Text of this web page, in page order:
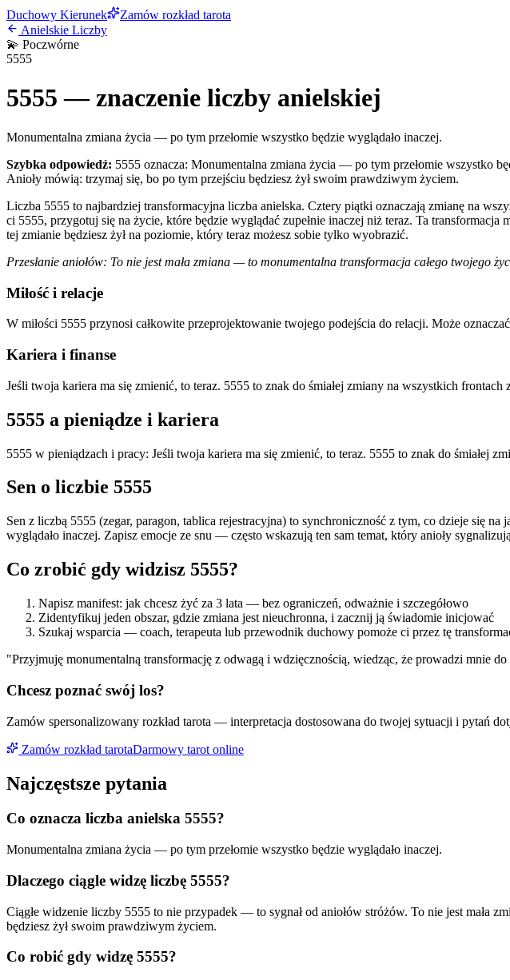
Duchowy Kierunek
Zamów rozkład tarota
Anielskie Liczby
💫 Poczwórne
5555
5555 — znaczenie liczby anielskiej
Monumentalna zmiana życia — po tym przełomie wszystko będzie wyglądało inaczej.
Szybka odpowiedź: 5555 oznacza: Monumentalna zmiana życia — po tym przełomie wszystko
Anioły mówią: trzymaj się, bo po tym przejściu będziesz żył swoim prawdziwym życiem.
Liczba 5555 to najbardziej transformacyjna liczba anielska. Cztery piątki oznaczają zmianę na
ci 5555, przygotuj się na życie, które będzie wyglądać zupełnie inaczej niż teraz. Ta
tej zmianie będziesz żył na poziomie, który teraz możesz sobie tylko wyobrazić.
Przesłanie aniołów: To nie jest mała zmiana — to monumentalna transformacja całego twojego
Miłość i relacje
W miłości 5555 przynosi całkowite przeprojektowanie twojego podejścia do relacji. Może
Kariera i finanse
Jeśli twoja kariera ma się zmienić, to teraz. 5555 to znak do śmiałej zmiany na wszystkich
5555 a pieniądze i kariera
5555 w pieniądzach i pracy: Jeśli twoja kariera ma się zmienić, to teraz. 5555 to znak do
Sen o liczbie 5555
Sen z liczbą 5555 (zegar, paragon, tablica rejestracyjna) to synchroniczność z tym, co dzieje się
wyglądało inaczej. Zapisz emocje ze snu — często wskazują ten sam temat, który anioły
Co zrobić gdy widzisz 5555?
Napisz manifest: jak chcesz żyć za 3 lata — bez ograniczeń, odważnie i szczegółowo
Zidentyfikuj jeden obszar, gdzie zmiana jest nieuchronna, i zacznij ją świadomie inicjować
Szukaj wsparcia — coach, terapeuta lub przewodnik duchowy pomoże ci przez tę
"Przyjmuję monumentalną transformację z odwagą i wdzięcznością, wiedząc, że prowadzi mnie
Chcesz poznać swój los?
Zamów spersonalizowany rozkład tarota — interpretacja dostosowana do twojej sytuacji i pytań
Zamów rozkład tarotaDarmowy tarot online
Najczęstsze pytania
Co oznacza liczba anielska 5555?
Monumentalna zmiana życia — po tym przełomie wszystko będzie wyglądało inaczej.
Dlaczego ciągle widzę liczbę 5555?
Ciągłe widzenie liczby 5555 to nie przypadek — to sygnał od aniołów stróżów. To nie jest mała
będziesz żył swoim prawdziwym życiem.
Co robić gdy widzę 5555?